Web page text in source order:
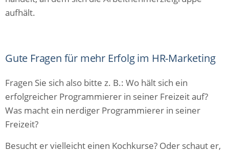
aufhält.
Gute Fragen für mehr Erfolg im HR-Marketing
Fragen Sie sich also bitte z. B.: Wo hält sich ein
erfolgreicher Programmierer in seiner Freizeit auf?
Was macht ein nerdiger Programmierer in seiner
Freizeit?
Besucht er vielleicht einen Kochkurse? Oder schaut er,